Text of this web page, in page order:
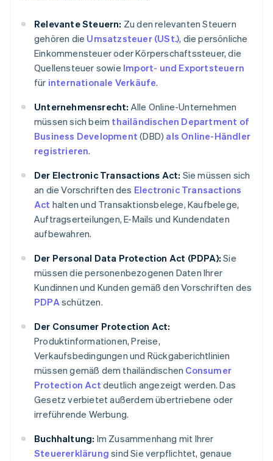
Relevante Steuern: Zu den relevanten Steuern
gehören die Umsatzsteuer (USt.), die persönliche
Einkommensteuer oder Körperschaftssteuer, die
Quellensteuer sowie Import- und Exportsteuern
für internationale Verkäufe.
Unternehmensrecht: Alle Online-Unternehmen
müssen sich beim thailändischen Department of
Business Development (DBD) als Online-Händler
registrieren.
Der Electronic Transactions Act: Sie müssen sich
an die Vorschriften des Electronic Transactions
Act halten und Transaktionsbelege, Kaufbelege,
Auftragserteilungen, E-Mails und Kundendaten
aufbewahren.
Der Personal Data Protection Act (PDPA): Sie
müssen die personenbezogenen Daten Ihrer
Kundinnen und Kunden gemäß den Vorschriften des
PDPAschützen.
Der Consumer Protection Act:
Produktinformationen, Preise,
Verkaufsbedingungen und Rückgaberichtlinien
müssen gemäß dem thailändischen Consumer
Protection Act deutlich angezeigt werden. Das
Gesetz verbietet außerdem übertriebene oder
irreführende Werbung.
Buchhaltung: Im Zusammenhang mit Ihrer
Steuererklärung sind Sie verpflichtet, genaue